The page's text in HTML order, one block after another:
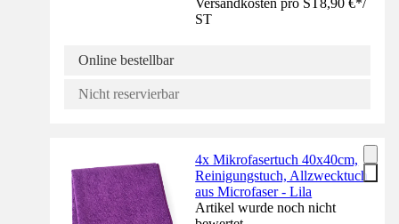
ST
Online bestellbar
Nicht reservierbar
4x Mikrofasertuch 40x40cm,
Reinigungstuch, Allzwecktuch
aus Microfaser - Lila
Artikel wurde noch nicht